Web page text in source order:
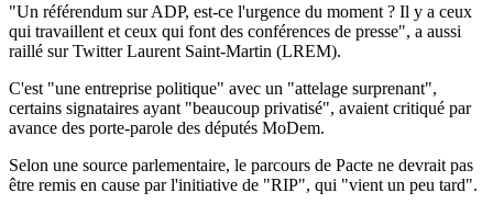
"Un référendum sur ADP, est-ce l'urgence du moment ? Il y a ceux
qui travaillent et ceux qui font des conférences de presse", a aussi
raillé sur Twitter Laurent Saint-Martin (LREM).
C'est "une entreprise politique" avec un "attelage surprenant",
certains signataires ayant "beaucoup privatisé", avaient critiqué par
avance des porte-parole des députés MoDem.
Selon une source parlementaire, le parcours de Pacte ne devrait pas
être remis en cause par l'initiative de "RIP", qui "vient un peu tard".